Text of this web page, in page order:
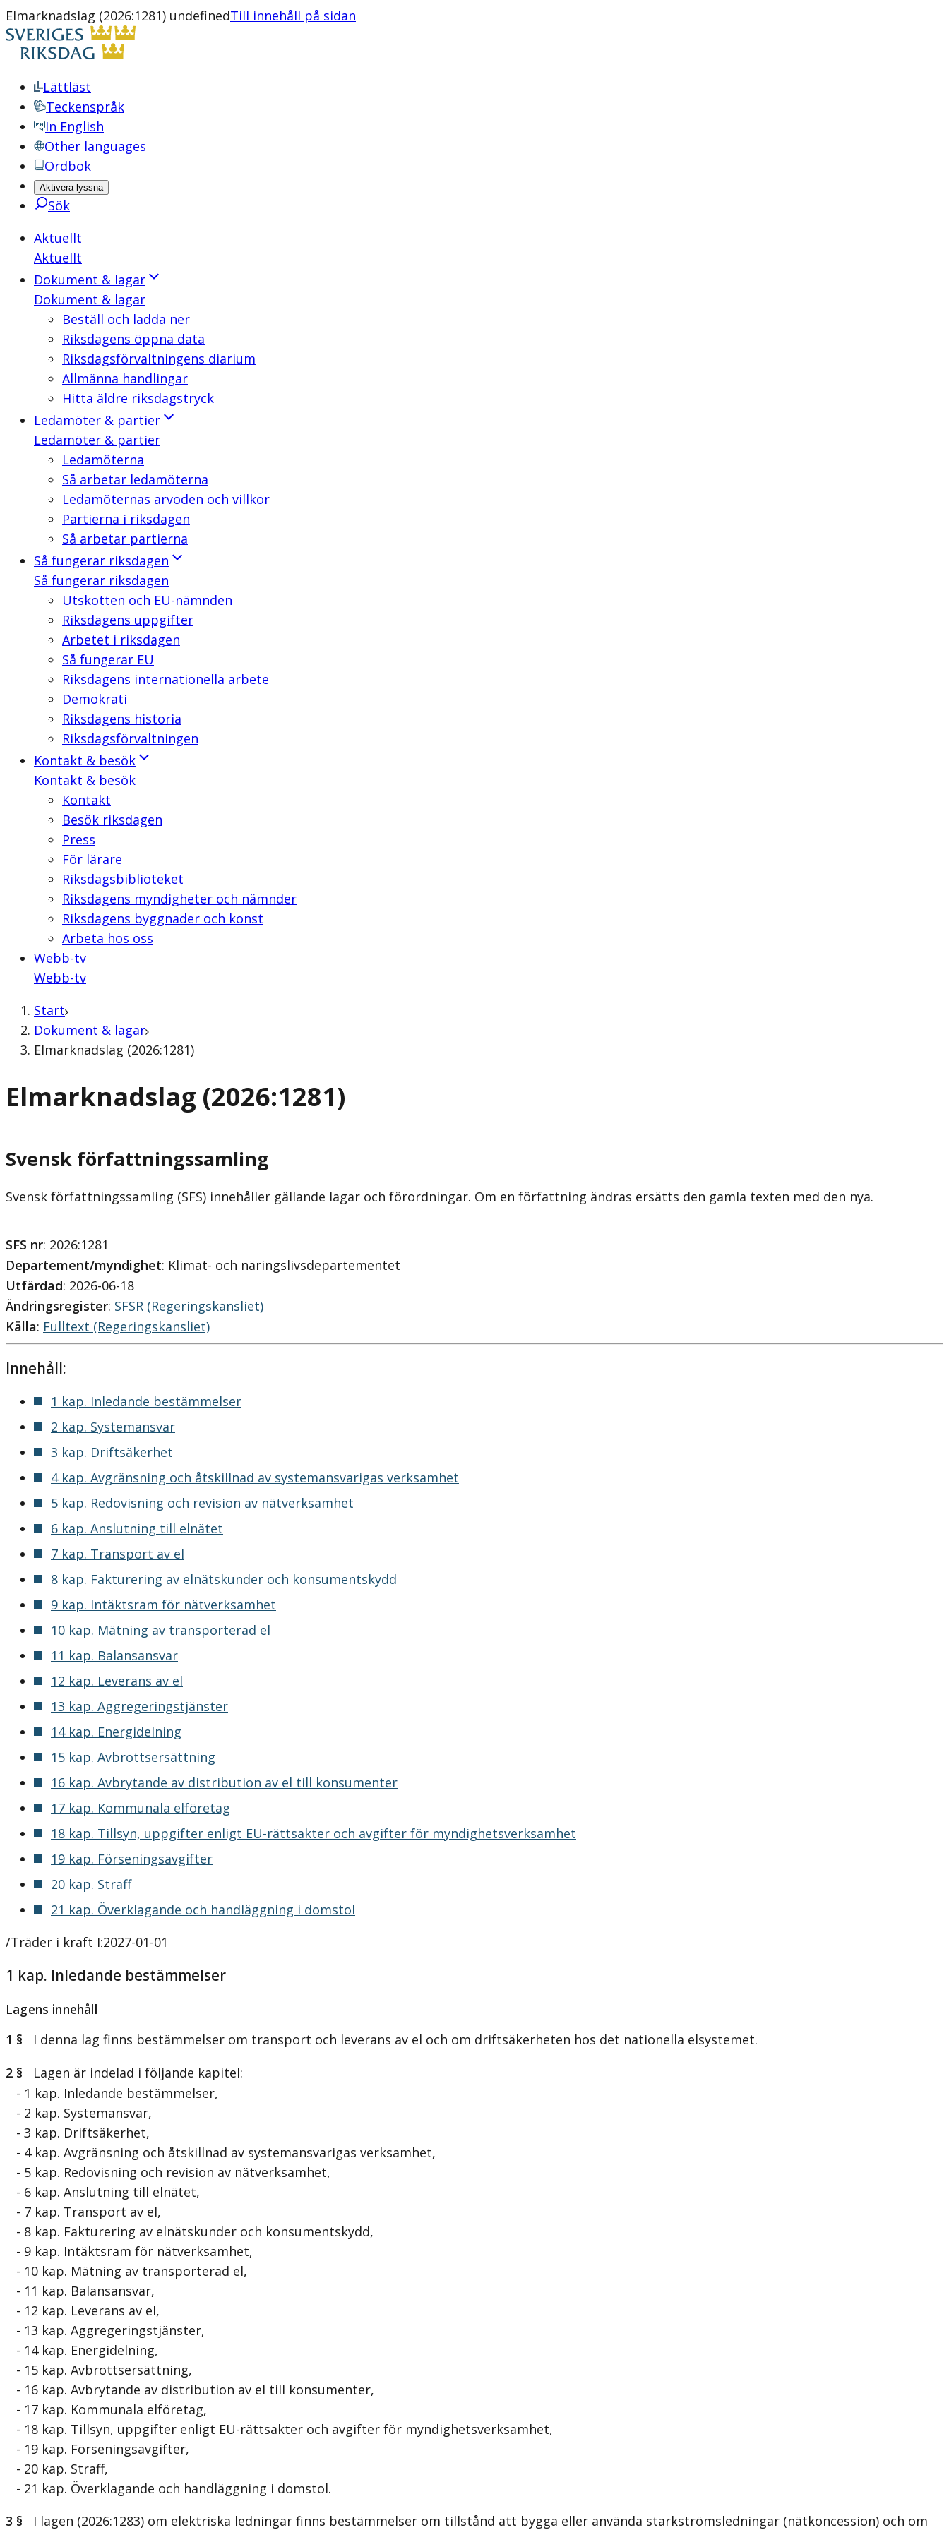
Elmarknadslag (2026:1281) undefinedTill innehåll på sidan
Lättläst
Teckenspråk
In English
Other languages
Ordbok
Aktivera lyssna
Sök
Aktuellt
Aktuellt
Dokument & lagar
Dokument & lagar
Beställ och ladda ner
Riksdagens öppna data
Riksdagsförvaltningens diarium
Allmänna handlingar
Hitta äldre riksdagstryck
Ledamöter & partier
Ledamöter & partier
Ledamöterna
Så arbetar ledamöterna
Ledamöternas arvoden och villkor
Partierna i riksdagen
Så arbetar partierna
Så fungerar riksdagen
Så fungerar riksdagen
Utskotten och EU-nämnden
Riksdagens uppgifter
Arbetet i riksdagen
Så fungerar EU
Riksdagens internationella arbete
Demokrati
Riksdagens historia
Riksdagsförvaltningen
Kontakt & besök
Kontakt & besök
Kontakt
Besök riksdagen
Press
För lärare
Riksdagsbiblioteket
Riksdagens myndigheter och nämnder
Riksdagens byggnader och konst
Arbeta hos oss
Webb-tv
Webb-tv
Start
Dokument & lagar
Elmarknadslag (2026:1281)
Elmarknadslag (2026:1281)
Svensk författningssamling
Svensk författningssamling (SFS) innehåller gällande lagar och förordningar. Om en författning ändras ersätts den gamla texten med den nya.
SFS nr: 2026:1281
Departement/myndighet: Klimat- och näringslivsdepartementet
Utfärdad: 2026-06-18
Ändringsregister: SFSR (Regeringskansliet)
Källa: Fulltext (Regeringskansliet)
Innehåll:
1 kap. Inledande bestämmelser
2 kap. Systemansvar
3 kap. Driftsäkerhet
4 kap. Avgränsning och åtskillnad av systemansvarigas verksamhet
5 kap. Redovisning och revision av nätverksamhet
6 kap. Anslutning till elnätet
7 kap. Transport av el
8 kap. Fakturering av elnätskunder och konsumentskydd
9 kap. Intäktsram för nätverksamhet
10 kap. Mätning av transporterad el
11 kap. Balansansvar
12 kap. Leverans av el
13 kap. Aggregeringstjänster
14 kap. Energidelning
15 kap. Avbrottsersättning
16 kap. Avbrytande av distribution av el till konsumenter
17 kap. Kommunala elföretag
18 kap. Tillsyn, uppgifter enligt EU-rättsakter och avgifter för myndighetsverksamhet
19 kap. Förseningsavgifter
20 kap. Straff
21 kap. Överklagande och handläggning i domstol
/Träder i kraft I:2027-01-01
1 kap. Inledande bestämmelser
Lagens innehåll
1 § I denna lag finns bestämmelser om transport och leverans av el och om driftsäkerheten hos det nationella elsystemet.
2 § Lagen är indelad i följande kapitel:
- 1 kap. Inledande bestämmelser,
- 2 kap. Systemansvar,
- 3 kap. Driftsäkerhet,
- 4 kap. Avgränsning och åtskillnad av systemansvarigas verksamhet,
- 5 kap. Redovisning och revision av nätverksamhet,
- 6 kap. Anslutning till elnätet,
- 7 kap. Transport av el,
- 8 kap. Fakturering av elnätskunder och konsumentskydd,
- 9 kap. Intäktsram för nätverksamhet,
- 10 kap. Mätning av transporterad el,
- 11 kap. Balansansvar,
- 12 kap. Leverans av el,
- 13 kap. Aggregeringstjänster,
- 14 kap. Energidelning,
- 15 kap. Avbrottsersättning,
- 16 kap. Avbrytande av distribution av el till konsumenter,
- 17 kap. Kommunala elföretag,
- 18 kap. Tillsyn, uppgifter enligt EU-rättsakter och avgifter för myndighetsverksamhet,
- 19 kap. Förseningsavgifter,
- 20 kap. Straff,
- 21 kap. Överklagande och handläggning i domstol.
3 § I lagen (2026:1283) om elektriska ledningar finns bestämmelser om tillstånd att bygga eller använda starkströmsledningar (nätkoncession) och om